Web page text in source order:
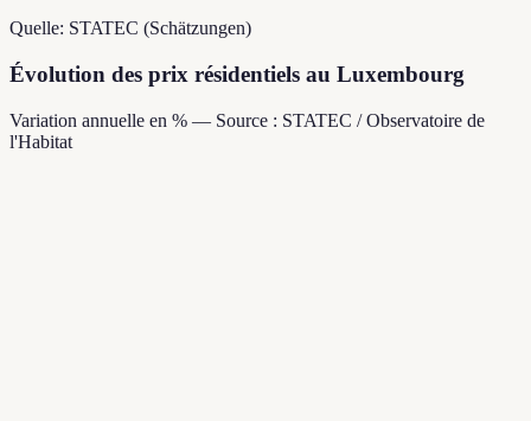
Quelle: STATEC (Schätzungen)
Évolution des prix résidentiels au Luxembourg
Variation annuelle en % — Source : STATEC / Observatoire de
l'Habitat